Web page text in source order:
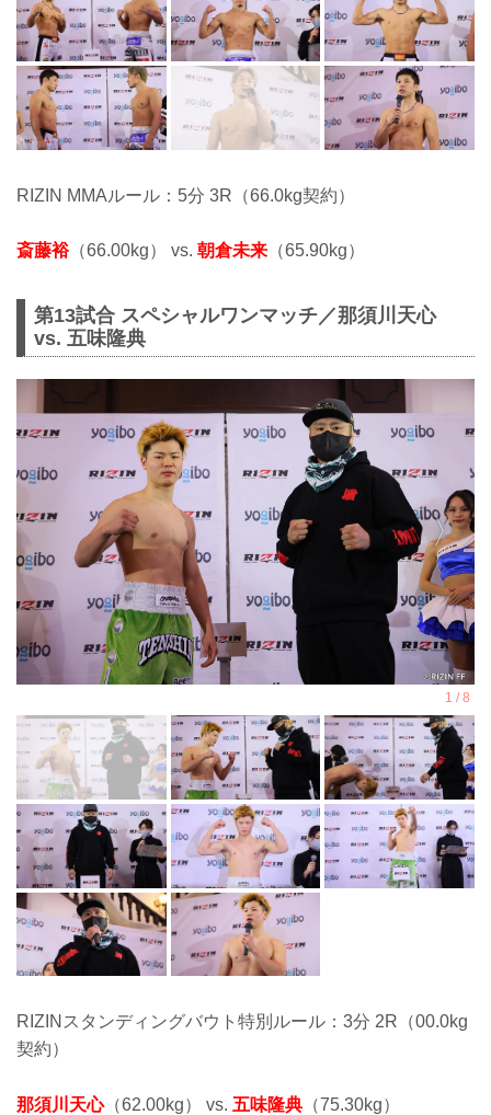
RIZIN MMAルール：5分 3R（66.0kg契約）
斎藤裕（66.00kg） vs. 朝倉未来 （65.90kg）
第13試合 スペシャルワンマッチ／那須川天心
vs. 五味隆典
RIZINスタンディングバウト特別ルール：3分 2R（00.0kg
契約）
那須川天心（62.00kg） vs. 五味隆典 （75.30kg）